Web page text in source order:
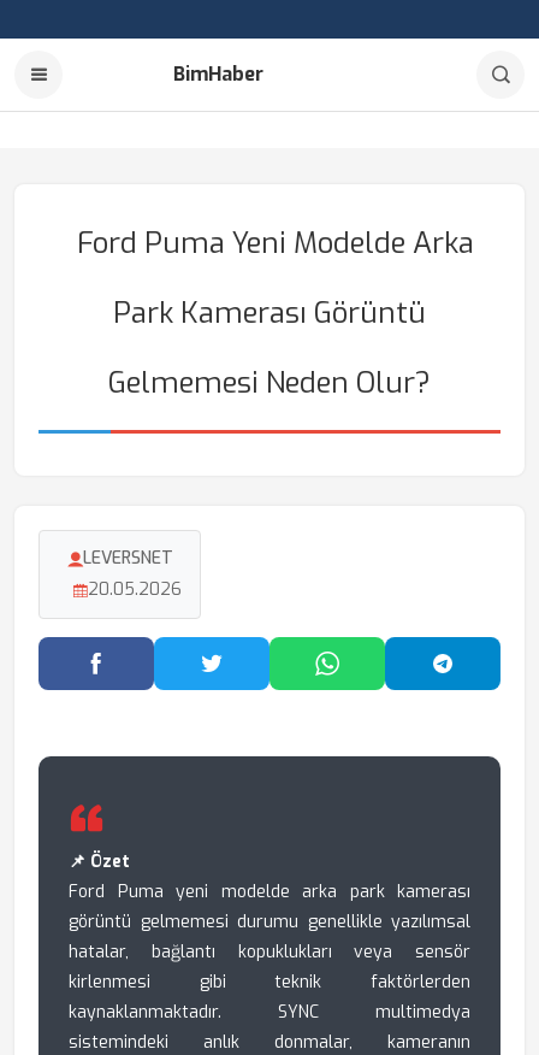
BimHaber
Ford Puma Yeni Modelde Arka
Park Kamerası Görüntü
Gelmemesi Neden Olur?
LEVERSNET
20.05.2026
Facebook'ta PaylaşTwitter'da PaylaşWhatsApp'ta Paylaş
📌 Özet
Ford Puma yeni modelde arka park kamerası
görüntü gelmemesi durumu genellikle yazılımsal
hatalar, bağlantı kopuklukları veya sensör
kirlenmesi gibi teknik faktörlerden
kaynaklanmaktadır. SYNC multimedya
sistemindeki anlık donmalar, kameranın